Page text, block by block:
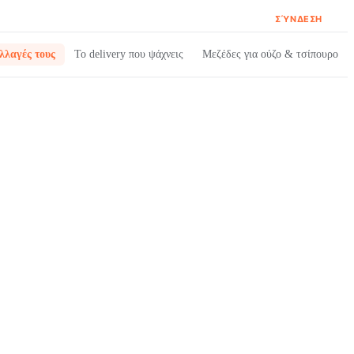
ΣΎΝΔΕΣΗ
τους Το delivery που ψάχνεις Μεζέδες για ούζο & τσίπουρο